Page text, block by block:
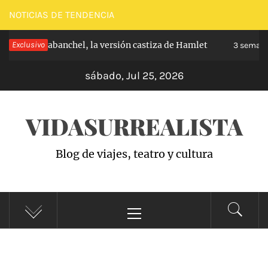
Saltar
al
contenido
NOTICIAS DE TENDENCIA
Exclusivo
de Carabanchel, la versión castiza de Hamlet 3
sábado, Jul 25, 2026
VIDASURREALISTA
Blog de viajes, teatro y cultura
principal